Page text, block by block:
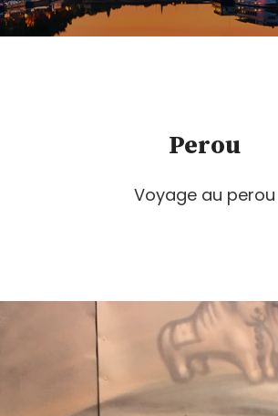
Perou
Voyage au perou